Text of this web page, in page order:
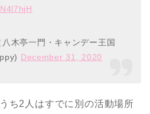
木亭一門・キャンデー王国
December 31, 2020
ち2人はすでに別の活動場所